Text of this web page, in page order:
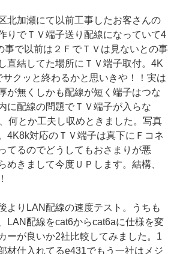
北加瀬にて以前工事したお客さんの
りでＴＶ端子送り配線になっていて4
事で以前は２ＦでＴＶは見ないとの事
直結してた場所にＴＶ端子取付。4K
クッと終わるかと思いきや！！実は
が無くしかも配線が短く端子はつな
に配線の問題でＴＶ端子が入らな
何とか工夫し収めときました。写真
4K8k対応のＴＶ端子は真下にＦコネ
てるのでどうしてもおさまりが悪
めきまして今度ＵＰします。結構、
よりLAN配線の速度テスト。うちも
LAN配線をcat6からcat6aに仕様を変
ーが良いか2社比較してみました。1
材仕入れてるe431でもう一社はメジ